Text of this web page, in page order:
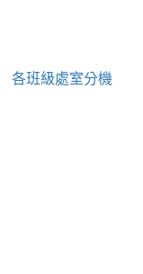
各班級處室分機